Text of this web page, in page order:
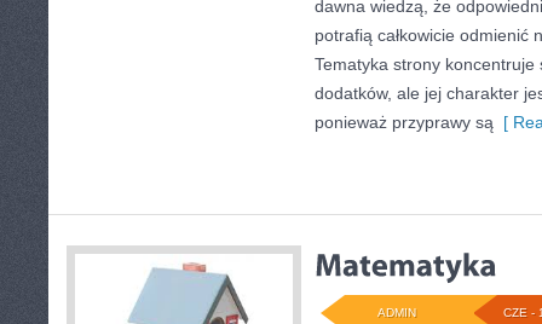
dawna wiedzą, że
potrafią całkowicie odmienić
Tematyka strony koncentruje
dodatków, ale jej charakter
ponieważ przyprawy są [
CZE -
ADMIN